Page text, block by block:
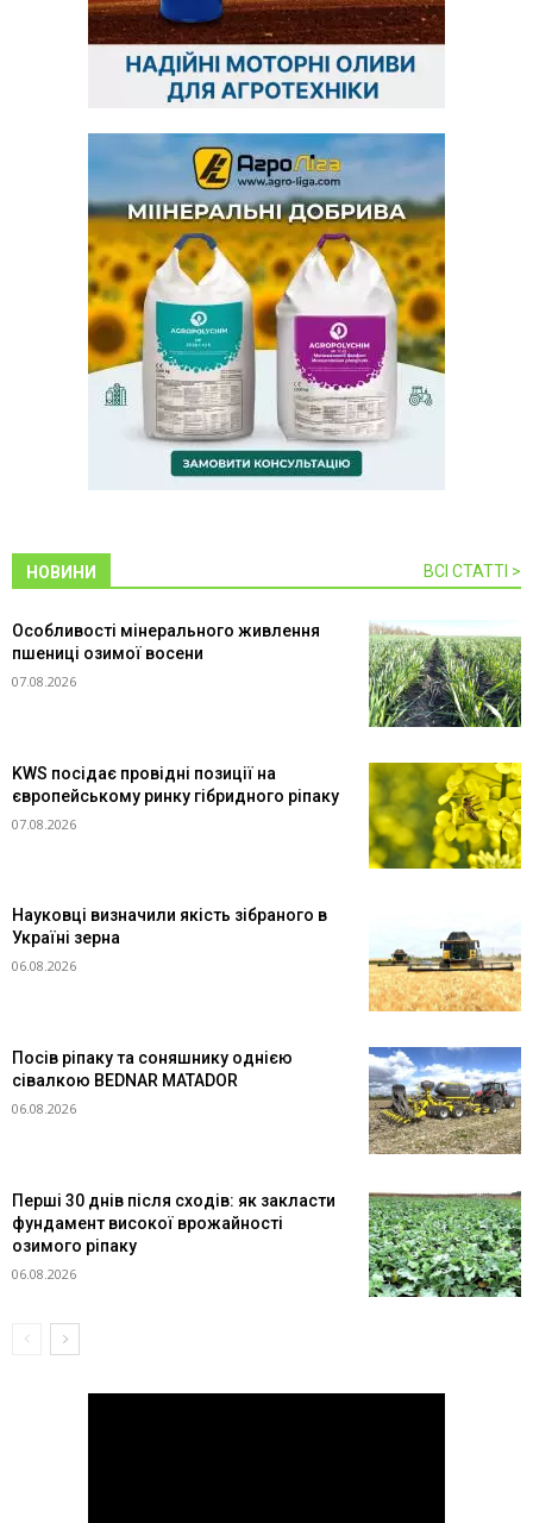
НОВИНИ ВСІ СТАТТІ >
Особливості мінерального живлення
пшениці озимої восени
07.08.2026
KWS посідає провідні позиції на
європейському ринку гібридного ріпаку
07.08.2026
Науковці визначили якість зібраного в
Україні зерна
06.08.2026
Посів ріпаку та соняшнику однією
сівалкою BEDNAR MATADOR
06.08.2026
Перші 30 днів після сходів: як закласти
фундамент високої врожайності
озимого ріпаку
06.08.2026